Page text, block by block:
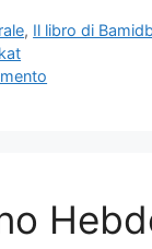
, Il libro di